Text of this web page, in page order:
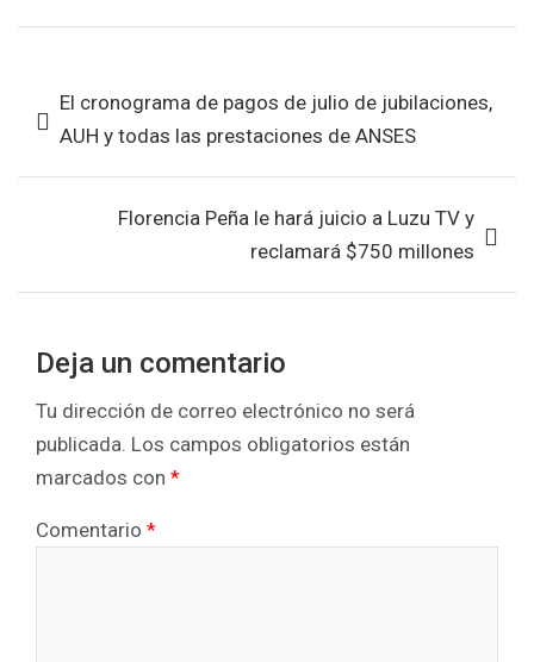
ce
o
o
k
tt at
A
p
p
ar
de
entradas
El cronograma de pagos de julio de jubilaciones,
AUH y todas las prestaciones de ANSES
Florencia Peña le hará juicio a Luzu TV y
reclamará $750 millones
Deja un comentario
Tu dirección de correo electrónico no será
publicada. Los campos obligatorios están
marcados con *
Comentario *